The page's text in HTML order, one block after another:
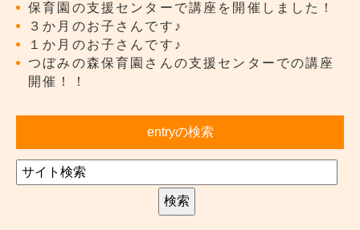
保育園の支援センターで講座を開催しました！
３か月のお子さんです♪
１か月のお子さんです♪
つぼみの森保育園さんの支援センターでの講座
開催！！
entryの検索